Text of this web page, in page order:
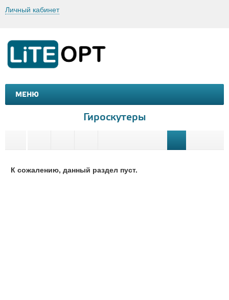
Личный кабинет
МЕНЮ
МАШИНКИ И МОТОЦИКЛЫ
Гироскутеры
К сожалению, данный раздел пуст.